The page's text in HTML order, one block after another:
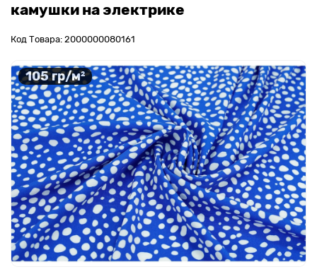
камушки на электрике
Код Товара: 2000000080161
105 гр/м²